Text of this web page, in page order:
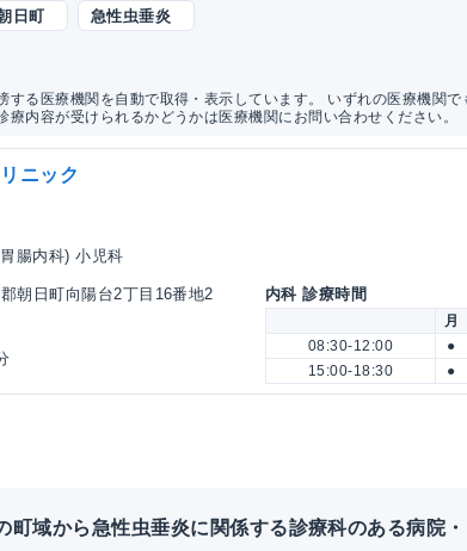
日町 急性虫垂炎
る医療機関を自動で取得・表示しています。 いずれの医療機関
療内容が受けられるかどうかは医療機関にお問い合わせください。
ニック
腸内科) 小児科
朝日町向陽台2丁目16番地2
内科 診療時間
月
08:30-12:00
●
15:00-18:30
●
町域から急性虫垂炎に関係する診療科のある病院